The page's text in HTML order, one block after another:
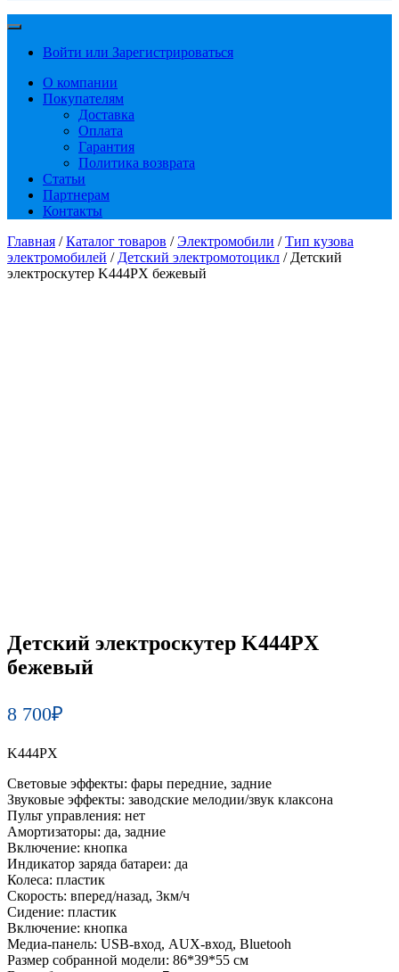
Войти или Зарегистрироваться
О компании
Покупателям
Доставка
Оплата
Гарантия
Политика возврата
Статьи
Партнерам
Контакты
Главная /Каталог товаров /Электромобили /Тип кузова
электромобилей / Детский электромотоцикл / Детский
электроскутер K444PX бежевый
Детский электроскутер K444PX
бежевый
8 700₽
K444PX
Световые эффекты: фары передние, задние
Звуковые эффекты: заводские мелодии/звук клаксона
Пульт управления: нет
Амортизаторы: да, задние
Включение: кнопка
Индикатор заряда батареи: да
Колеса: пластик
Скорость: вперед/назад, 3км/ч
Сидение: пластик
Включение: кнопка
Медиа-панель: USB-вход, AUX-вход, Bluetooh
Размер собранной модели: 86*39*55 см